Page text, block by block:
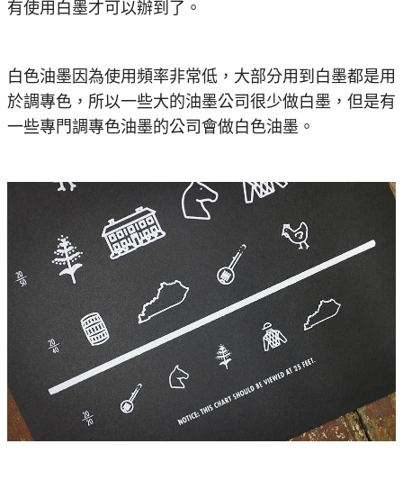
有使用白墨才可以辦到了。
白色油墨因為使用頻率非常低，大部分用到白墨都是用
於調專色，所以一些大的油墨公司很少做白墨，但是有
一些專門調專色油墨的公司會做白色油墨。